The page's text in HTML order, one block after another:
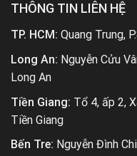
THÔNG TIN LIÊN HỆ
TP. HCM: Quang Trung,
Long An: Nguyễn Cửu
Long An
Tiền Giang: Tổ 4, ấp 2,
Tiền Giang
Bến Tre: Nguyễn Đình